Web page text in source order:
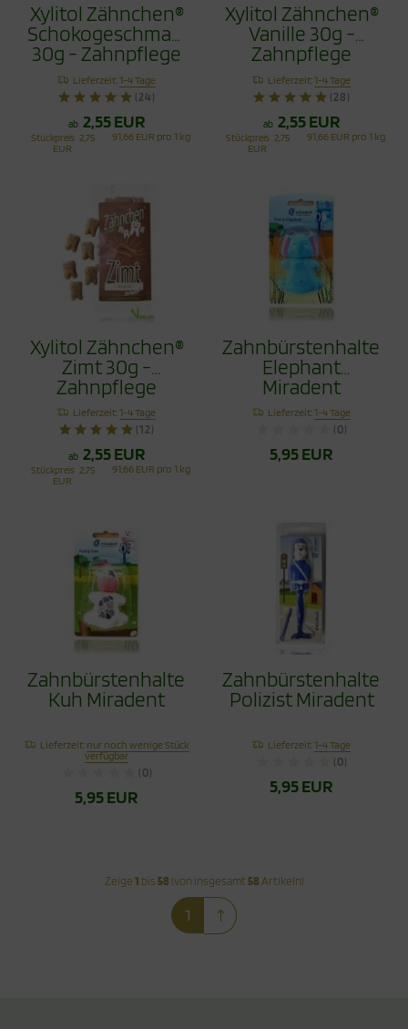
Xylitol Zähnchen®
Schokogeschmack
30g - Zahnpflege
Bonbons
Lieferzeit:1-4 Tage
(24)
ab 2,55 EUR
Stückpreis 2,75
EUR
91,66 EUR pro 1 kg
Xylitol Zähnchen®
Vanille 30g -
Zahnpflege
Bonbons
Lieferzeit:1-4 Tage
(28)
ab 2,55 EUR
Stückpreis 2,75
EUR
91,66 EUR pro 1 kg
Xylitol Zähnchen®
Zimt 30g -
Zahnpflege
Bonbons
Lieferzeit:1-4 Tage
(12)
ab 2,55 EUR
Stückpreis 2,75
EUR
91,66 EUR pro 1 kg
Zahnbürstenhalter
Elephant
Miradent
Lieferzeit:1-4 Tage
(0)
5,95 EUR
Zahnbürstenhalter
Kuh Miradent
Lieferzeit: nur noch wenige Stück
verfügbar
(0)
5,95 EUR
Zahnbürstenhalter
Polizist Miradent
Lieferzeit:1-4 Tage
(0)
5,95 EUR
Zeige 1 bis 58 (von insgesamt58 Artikeln)
1